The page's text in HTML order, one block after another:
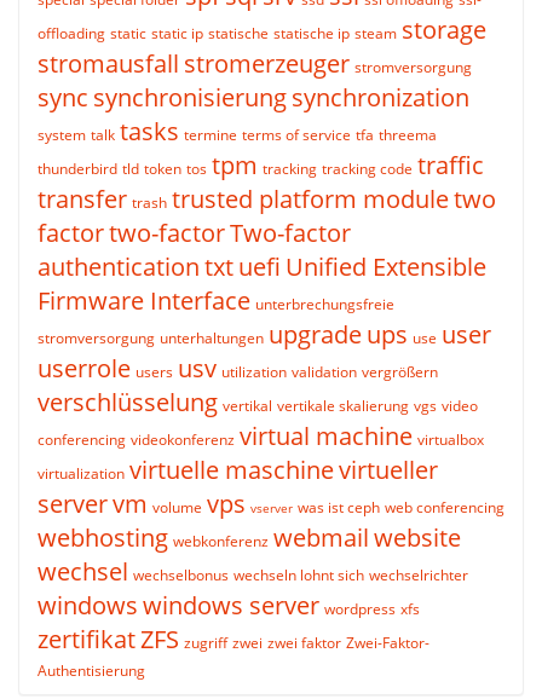
offloading static static ip statische statische ip steam storage
stromausfall stromerzeuger stromversorgung
sync synchronisierungsynchronization
system talk tasks termine terms of service tfa threema
thunderbird tld token tos tpm tracking tracking code traffic
transfer trash trusted platform moduletwo
factortwo-factorTwo-factor
authenticationtxtuefi Unified Extensible
Firmware Interface unterbrechungsfreie
stromversorgung unterhaltungen upgradeups use user
userrole users usv utilization validation vergrößern
verschlüsselung vertikal vertikale skalierung vgs video
conferencing videokonferenz virtual machine virtualbox
virtualization virtuelle maschinevirtueller
servervm volume vps vserver was ist ceph web conferencing
webhosting webkonferenz webmailwebsite
wechsel wechselbonus wechseln lohnt sich wechselrichter
windowswindows server wordpress xfs
zertifikatZFS zugriff zwei zwei faktor Zwei-Faktor-
Authentisierung